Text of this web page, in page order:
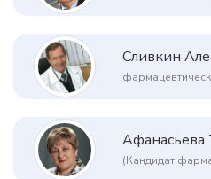
Сливкин
Афанасьева
(Кандидат